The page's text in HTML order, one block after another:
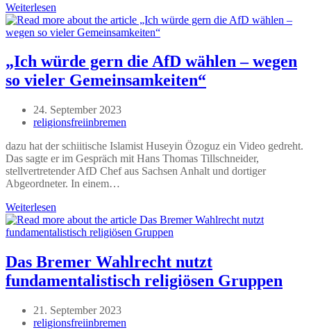
Weiterlesen
nur
für
„Ich würde gern die AfD wählen – wegen
so vieler Gemeinsamkeiten“
Beitrag
veröffentlicht:
24. September 2023
Beitrags-
religionsfreiinbremen
dazu hat der schiitische Islamist Huseyin Özoguz ein Video gedreht.
Das sagte er im Gespräch mit Hans Thomas Tillschneider,
stellvertretender AfD Chef aus Sachsen Anhalt und dortiger
Abgeordneter. In einem…
Weiterlesen
würde
gern
wählen
–
so
vieler
Das Bremer Wahlrecht nutzt
fundamentalistisch religiösen Gruppen
Beitrag
veröffentlicht:
21. September 2023
Beitrags-
religionsfreiinbremen